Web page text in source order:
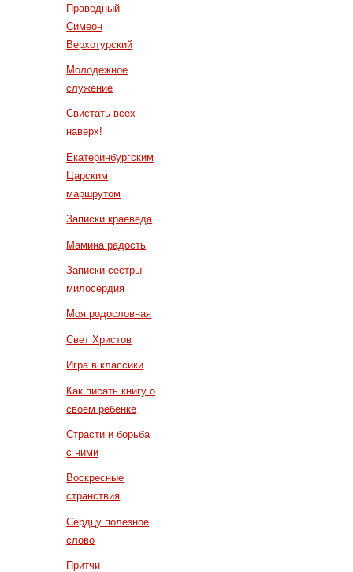
Праведный
Симеон
Верхотурский
Молодежное
служение
Свистать всех
наверх!
Екатеринбургским
Царским
маршрутом
Записки краеведа
Мамина радость
Записки сестры
милосердия
Моя родословная
Свет Христов
Игра в классики
Как писать книгу о
своем ребенке
Страсти и борьба
с ними
Воскресные
странствия
Сердцу полезное
слово
Притчи